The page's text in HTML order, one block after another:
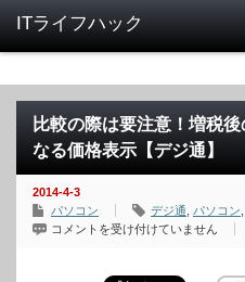
比較の際は要注意！増税
なる価格表示【デジ通】
2014-4-3
パソコン
デジ通 パソコン
比
コメントを受け付けていません